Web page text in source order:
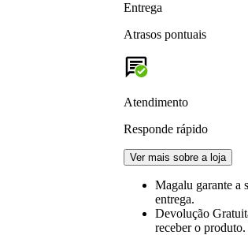
Entrega
Atrasos pontuais
Atendimento
Responde rápido
Ver mais sobre a loja
Magalu garante a
entrega.
Devolução
receber o produto.